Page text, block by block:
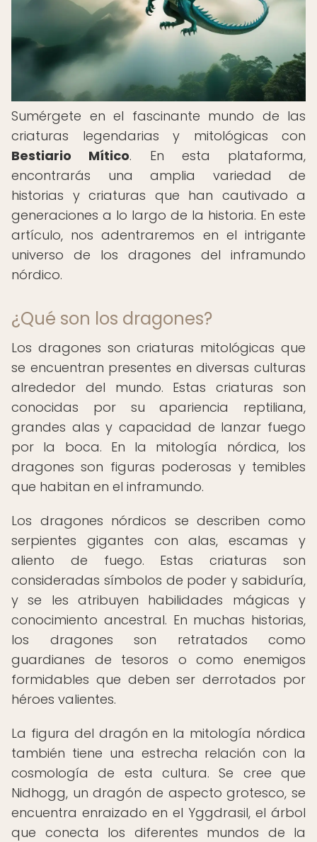
Sumérgete en el fascinante mundo de las
criaturas legendarias y mitológicas con
Bestiario Mítico. En esta plataforma,
encontrarás una amplia variedad de
historias y criaturas que han cautivado a
generaciones a lo largo de la historia. En este
artículo, nos adentraremos en el intrigante
universo de los dragones del inframundo
nórdico.
¿Qué son los dragones?
Los dragones son criaturas mitológicas que
se encuentran presentes en diversas culturas
alrededor del mundo. Estas criaturas son
conocidas por su apariencia reptiliana,
grandes alas y capacidad de lanzar fuego
por la boca. En la mitología nórdica, los
dragones son figuras poderosas y temibles
que habitan en el inframundo.
Los dragones nórdicos se describen como
serpientes gigantes con alas, escamas y
aliento de fuego. Estas criaturas son
consideradas símbolos de poder y sabiduría,
y se les atribuyen habilidades mágicas y
conocimiento ancestral. En muchas historias,
los dragones son retratados como
guardianes de tesoros o como enemigos
formidables que deben ser derrotados por
héroes valientes.
La figura del dragón en la mitología nórdica
también tiene una estrecha relación con la
cosmología de esta cultura. Se cree que
Nidhogg, un dragón de aspecto grotesco, se
encuentra enraizado en el Yggdrasil, el árbol
que conecta los diferentes mundos de la